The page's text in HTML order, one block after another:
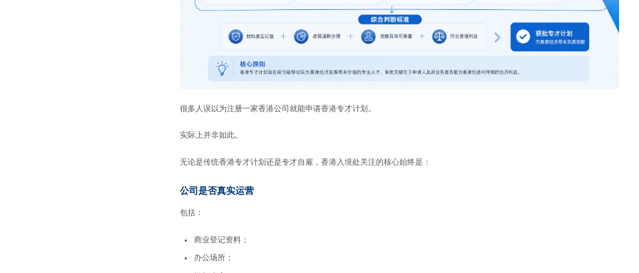
很多人误以为注册一家香港公司就能申请香港专才计划。
实际上并非如此。
无论是传统香港专才计划还是专才自雇，香港入境处关注的核心始终是：
公司是否真实运营
包括：
商业登记资料；
办公场所；